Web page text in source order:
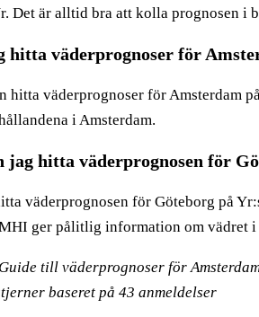
Det är alltid bra att kolla prognosen i
hitta väderprognoser för
hitta väderprognoser för Amsterdam
i Amsterdam.
jag hitta väderprognosen för
väderprognosen för Göteborg på
ger pålitlig information om vädret i
till väderprognoser för
baseret på 43 anmeldelser